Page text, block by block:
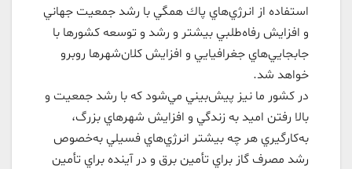
استفاده از انرژي‌هاي پاك همگي با رشد جمعيت جهاني
و افزايش رفاه‌طلبي بيشتر و رشد و توسعه کشورها با
جابجايي‌هاي جغرافيايي و افزايش كلان‌شهرها روبرو
خواهد شد.
در كشور ما نيز پيش‌بيني مي‌شود كه با رشد جمعيت و
بالا رفتن اميد به زندگي و افزايش شهرهاي بزرگ،
به‌كارگيري هر چه بيشتر انرژي‌هاي فسيلي به‌خصوص
رشد مصرف گاز براي تأمين برق و در آينده براي تأمين